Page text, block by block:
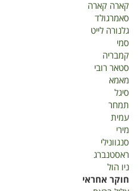
הדרים
2020
קארה קארה
סאמרגולד
גלנורה לייט
סמי
קמבריה
סטאר רובי
מאמא
סיגל
תמחר
עמית
מירי
סנגוונילי
ראסטנברג
ניו הול
חוקר אחראי